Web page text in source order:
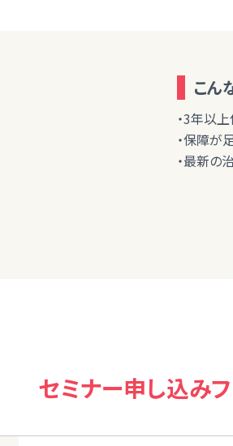
こん
・3年以
・保障が
・最新の
セミナー申し込み